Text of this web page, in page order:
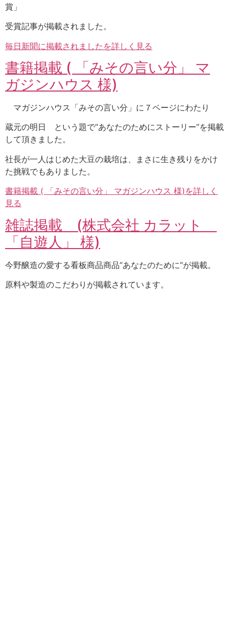
賞」
受賞記事が掲載されました。
毎日新聞に掲載されましたを詳しく見る
書籍掲載 ( 「みその言い分」 マ
ガジンハウス 様)
マガジンハウス「みその言い分」に７ページにわたり
蔵元の明日 という題で”あなたのためにストーリー”を掲載
して頂きました。
社長が一人はじめた大豆の栽培は、まさに生き残りをかけ
た挑戦でもありました。
書籍掲載 ( 「みその言い分」 マガジンハウス 様)を詳しく
見る
雑誌掲載 (株式会社 カラット
「自遊人」 様)
今野醸造の愛する看板商品商品”あなたのために”が掲載。
原料や製造のこだわりが掲載されています。